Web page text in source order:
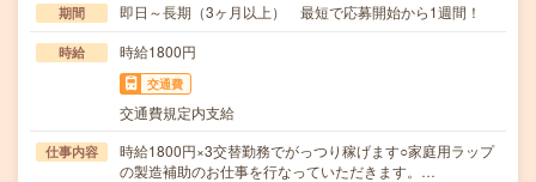
期間 即日～長期（3ヶ月以上） 最短で応募開始から1週間！
時給 時給1800円
交通費
交通費規定内支給
仕事内容
時給1800円×3交替勤務でがっつり稼げます○家庭用ラップ
の製造補助のお仕事を行なっていただきます。…